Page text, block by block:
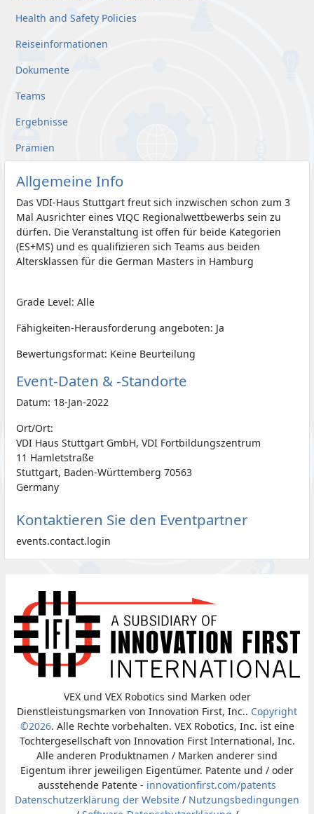
Health and Safety Policies
Reiseinformationen
Dokumente
Teams
Ergebnisse
Prämien
Allgemeine Info
Das VDI-Haus Stuttgart freut sich inzwischen schon zum 3
Mal Ausrichter eines VIQC Regionalwettbewerbs sein zu
dürfen. Die Veranstaltung ist offen für beide Kategorien
(ES+MS) und es qualifizieren sich Teams aus beiden
Altersklassen für die German Masters in Hamburg
Grade Level: Alle
Fähigkeiten-Herausforderung angeboten: Ja
Bewertungsformat: Keine Beurteilung
Event-Daten & -Standorte
Datum: 18-Jan-2022
Ort/Ort:
VDI Haus Stuttgart GmbH, VDI Fortbildungszentrum
11 Hamletstraße
Stuttgart, Baden-Württemberg 70563
Germany
Kontaktieren Sie den Eventpartner
events.contact.login
VEX und VEX Robotics sind Marken oder
Dienstleistungsmarken von Innovation First, Inc.. Copyright
©2026. Alle Rechte vorbehalten. VEX Robotics, Inc. ist eine
Tochtergesellschaft von Innovation First International, Inc.
Alle anderen Produktnamen / Marken anderer sind
Eigentum ihrer jeweiligen Eigentümer. Patente und / oder
ausstehende Patente - innovationfirst.com/patents
Datenschutzerklärung der Website / Nutzungsbedingungen